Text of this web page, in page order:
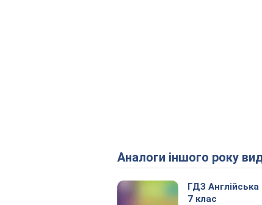
Аналоги іншого року
ГДЗ
7 клас